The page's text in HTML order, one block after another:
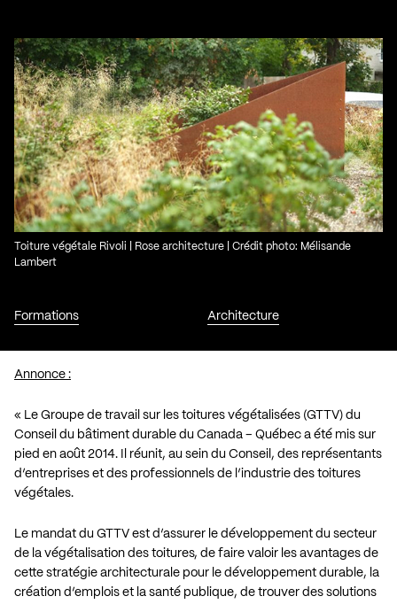
Formations Architecture
Toiture végétale Rivoli | Rose architecture | Crédit photo: Mélisande
Lambert
Annonce :
« Le Groupe de travail sur les toitures végétalisées (GTTV) du
Conseil du bâtiment durable du Canada – Québec a été mis sur
pied en août 2014. Il réunit, au sein du Conseil, des représentants
d’entreprises et des professionnels de l’industrie des toitures
végétales.
Le mandat du GTTV est d’assurer le développement du secteur
de la végétalisation des toitures, de faire valoir les avantages de
cette stratégie architecturale pour le développement durable, la
création d’emplois et la santé publique, de trouver des solutions